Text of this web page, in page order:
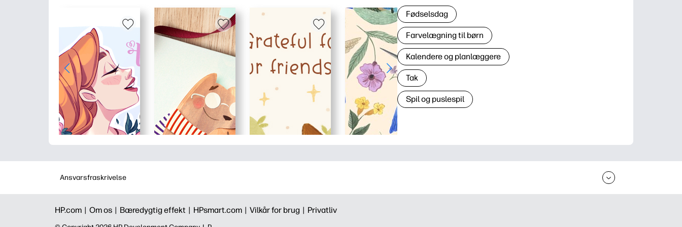
Fødselsdag
Farvelægning til børn
Kalendere og planlæggere
Tak
Spil og puslespil
Ansvarsfraskrivelse
HP.com | Om os | Bæredygtig effekt | HPsmart.com | Vilkår for brug | Privatliv